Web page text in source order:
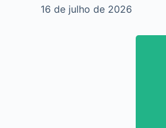
16 de julho de 2026